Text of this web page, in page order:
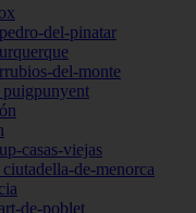
del-pinatar
del-monte
puigpunyent
casas-viejas
de-menorca
de-poblet